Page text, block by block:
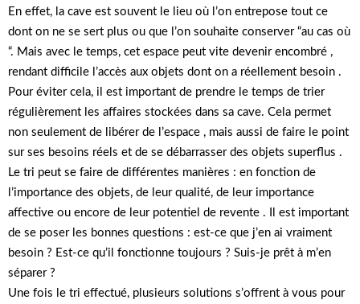
En effet, la cave est souvent le lieu où l’on entrepose tout ce
dont on ne se sert plus ou que l’on souhaite conserver “au cas où
“. Mais avec le temps, cet espace peut vite devenir encombré ,
rendant difficile l’accès aux objets dont on a réellement besoin .
Pour éviter cela, il est important de prendre le temps de trier
régulièrement les affaires stockées dans sa cave. Cela permet
non seulement de libérer de l’espace , mais aussi de faire le point
sur ses besoins réels et de se débarrasser des objets superflus .
Le tri peut se faire de différentes manières : en fonction de
l’importance des objets, de leur qualité, de leur importance
affective ou encore de leur potentiel de revente . Il est important
de se poser les bonnes questions : est-ce que j’en ai vraiment
besoin ? Est-ce qu’il fonctionne toujours ? Suis-je prêt à m’en
séparer ?
Une fois le tri effectué, plusieurs solutions s’offrent à vous pour